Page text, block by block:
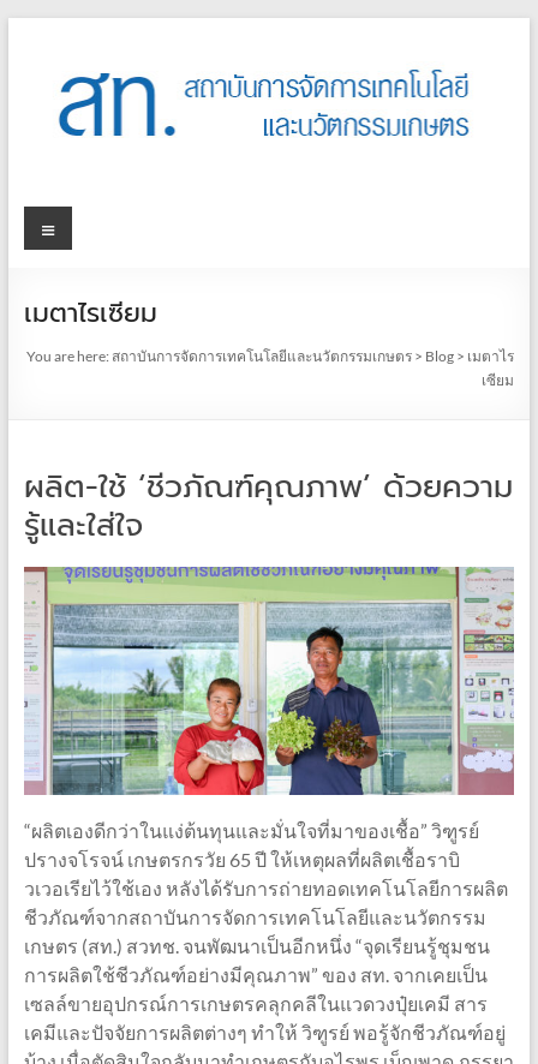
เมตาไรเซียม
You are here: สถาบันการจัดการเทคโนโลยีและนวัตกรรมเกษตร > Blog > เมตาไร
เซียม
ผลิต-ใช้ ‘ชีวภัณฑ์คุณภาพ’ ด้วยความ
รู้และใส่ใจ
“ผลิตเองดีกว่าในแง่ต้นทุนและมั่นใจที่มาของเชื้อ” วิฑูรย์
ปรางจโรจน์ เกษตรกรวัย 65 ปี ให้เหตุผลที่ผลิตเชื้อราบิ
วเวอเรียไว้ใช้เอง หลังได้รับการถ่ายทอดเทคโนโลยีการผลิต
ชีวภัณฑ์จากสถาบันการจัดการเทคโนโลยีและนวัตกรรม
เกษตร (สท.) สวทช. จนพัฒนาเป็นอีกหนึ่ง “จุดเรียนรู้ชุมชน
การผลิตใช้ชีวภัณฑ์อย่างมีคุณภาพ” ของ สท. จากเคยเป็น
เซลล์ขายอุปกรณ์การเกษตรคลุกคลีในแวดวงปุ๋ยเคมี สาร
เคมีและปัจจัยการผลิตต่างๆ ทำให้ วิฑูรย์ พอรู้จักชีวภัณฑ์อยู่